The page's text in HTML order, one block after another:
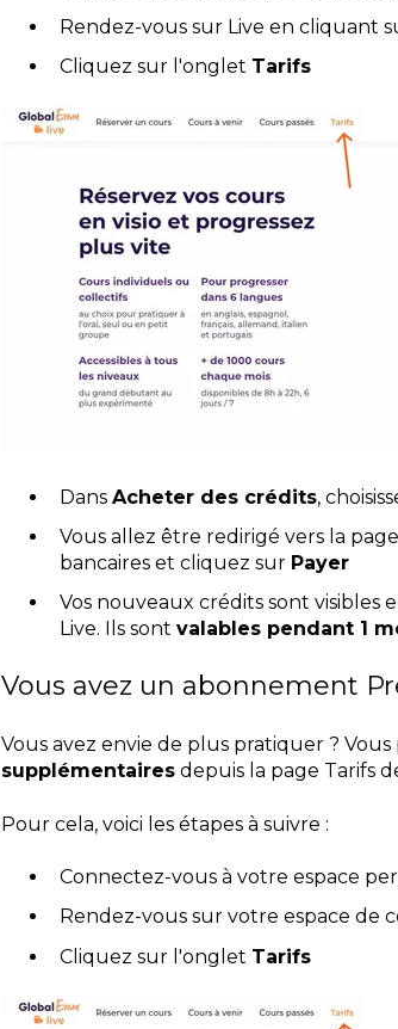
Rendez-vous sur Live en cliquant
Cliquez sur l'onglet Tarifs
Dans Acheter des crédits,
Vous allez être redirigé vers la
bancaires et cliquez sur Payer
Vos nouveaux crédits sont visibles
Live. Ils sont valables pendant 1
Vous avez un abonnement
Vous avez envie de plus pratiquer ? Vous
supplémentairesdepuis la page Tarifs
Pour cela, voici les étapes à suivre :
Connectez-vous à votre espace
Rendez-vous sur votre espace de
Cliquez sur l'onglet Tarifs